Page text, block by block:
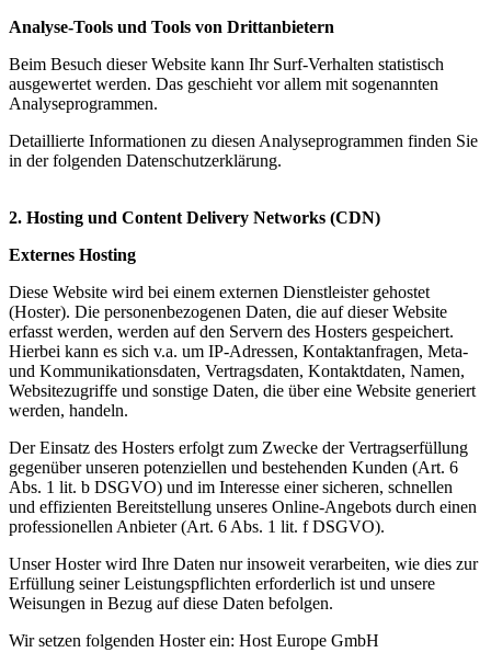
Analyse-Tools und Tools von Drittanbietern
Beim Besuch dieser Website kann Ihr Surf-Verhalten statistisch
ausgewertet werden. Das geschieht vor allem mit sogenannten
Analyseprogrammen.
Detaillierte Informationen zu diesen Analyseprogrammen finden Sie
in der folgenden Datenschutzerklärung.
2. Hosting und Content Delivery Networks (CDN)
Externes Hosting
Diese Website wird bei einem externen Dienstleister gehostet
(Hoster). Die personenbezogenen Daten, die auf dieser Website
erfasst werden, werden auf den Servern des Hosters gespeichert.
Hierbei kann es sich v.a. um IP-Adressen, Kontaktanfragen, Meta-
und Kommunikationsdaten, Vertragsdaten, Kontaktdaten, Namen,
Websitezugriffe und sonstige Daten, die über eine Website generiert
werden, handeln.
Der Einsatz des Hosters erfolgt zum Zwecke der Vertragserfüllung
gegenüber unseren potenziellen und bestehenden Kunden (Art. 6
Abs. 1 lit. b DSGVO) und im Interesse einer sicheren, schnellen
und effizienten Bereitstellung unseres Online-Angebots durch einen
professionellen Anbieter (Art. 6 Abs. 1 lit. f DSGVO).
Unser Hoster wird Ihre Daten nur insoweit verarbeiten, wie dies zur
Erfüllung seiner Leistungspflichten erforderlich ist und unsere
Weisungen in Bezug auf diese Daten befolgen.
Wir setzen folgenden Hoster ein: Host Europe GmbH